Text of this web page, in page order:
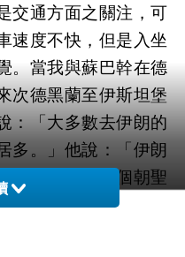
交通方面之關注，可
速度不快，但是入坐
。當我與蘇巴幹在德
次德黑蘭至伊斯坦堡
：「大多數去伊朗的
多。」他說：「伊朗
在伊朗就有兩個朝聖